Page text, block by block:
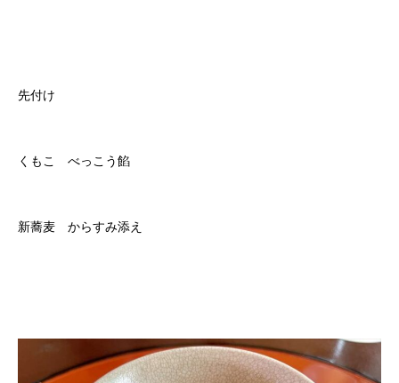
先付け
くもこ べっこう餡
新蕎麦 からすみ添え